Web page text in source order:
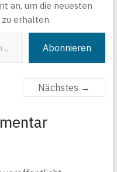
an, um die neuesten
erhalten.
Abonnieren
Nächstes →